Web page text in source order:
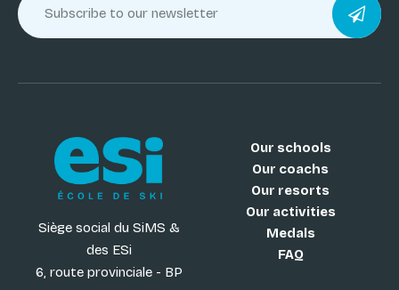
Siège social du SiMS &
des ESi
6, route provinciale - BP
Our schools
Our coachs
Our resorts
Our activities
Medals
FAQ